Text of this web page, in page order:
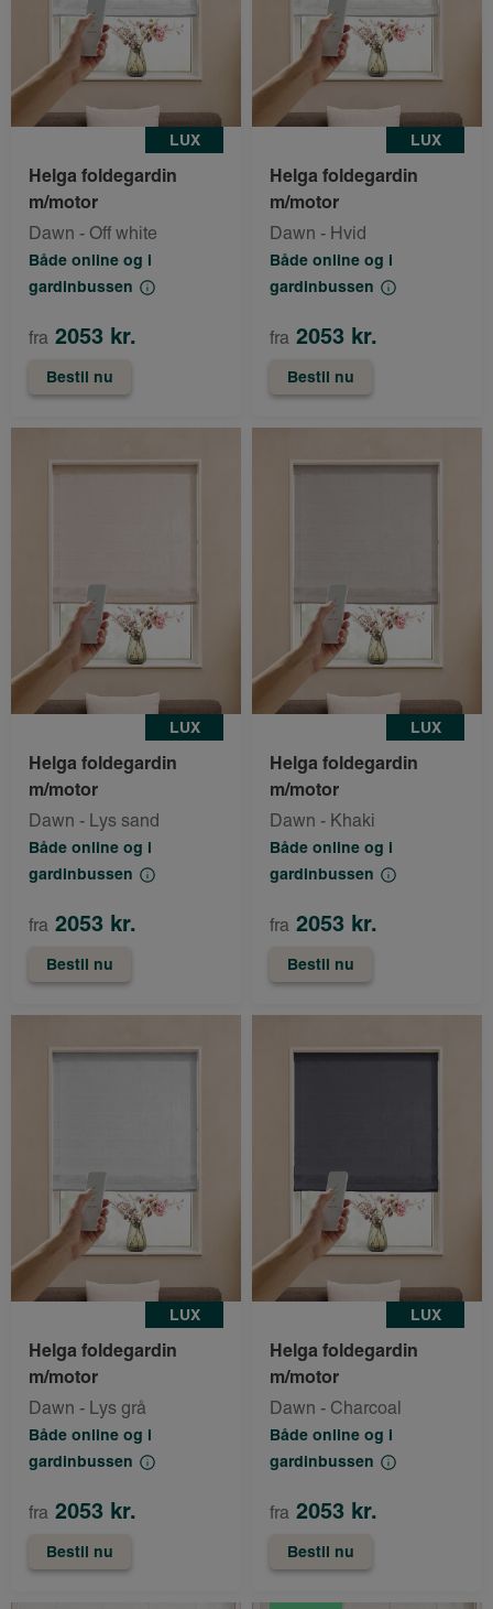
LUX
Helga foldegardin
m/motor
Dawn - Off white
Både online og i
gardinbussen
fra 2053 kr.
Bestil nu
LUX
Helga foldegardin
m/motor
Dawn - Hvid
Både online og i
gardinbussen
fra 2053 kr.
Bestil nu
LUX
Helga foldegardin
m/motor
Dawn - Lys sand
Både online og i
gardinbussen
fra 2053 kr.
Bestil nu
LUX
Helga foldegardin
m/motor
Dawn - Khaki
Både online og i
gardinbussen
fra 2053 kr.
Bestil nu
LUX
Helga foldegardin
m/motor
Dawn - Lys grå
Både online og i
gardinbussen
fra 2053 kr.
Bestil nu
LUX
Helga foldegardin
m/motor
Dawn - Charcoal
Både online og i
gardinbussen
fra 2053 kr.
Bestil nu